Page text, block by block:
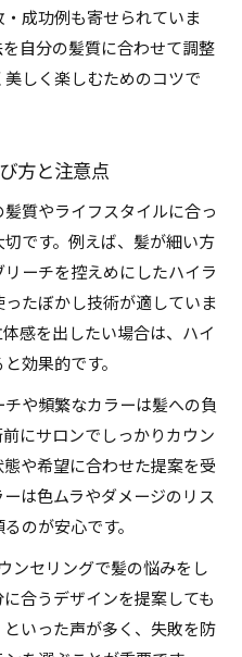
成功例も寄せられていま
自分の髪質に合わせて調整
しく楽しむためのコツで
方と注意点
質やライフスタイルに合っ
です。例えば、髪が細い方
ーチを控えめにしたハイラ
たぼかし技術が適していま
感を出したい場合は、ハイ
効果的です。
や頻繁なカラーは髪への負
にサロンでしっかりカウン
や希望に合わせた提案を受
は色ムラやダメージのリス
のが安心です。
ンセリングで髪の悩みをし
合うデザインを提案しても
いった声が多く、失敗を防